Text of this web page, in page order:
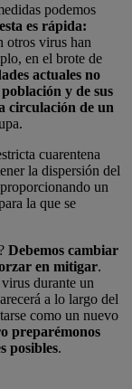
podemos
es rápida:
otros virus han
en el brote de
actuales no
y de sus
circulación de un
cuarentena
la dispersión del
un
la que se
Debemos cambiar
en mitigar.
durante un
a lo largo del
como un nuevo
preparémonos
posibles.